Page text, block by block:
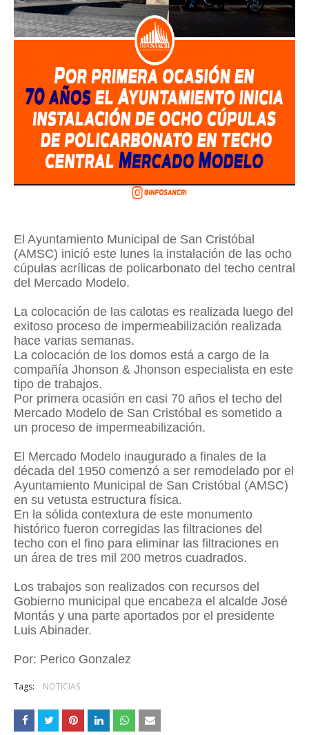
El Ayuntamiento Municipal de San Cristóbal
(AMSC) inició este lunes la instalación de las ocho
cúpulas acrílicas de policarbonato del techo central
del Mercado Modelo.
La colocación de las calotas es realizada luego del
exitoso proceso de impermeabilización realizada
hace varias semanas.
La colocación de los domos está a cargo de la
compañía Jhonson & Jhonson especialista en este
tipo de trabajos.
Por primera ocasión en casi 70 años el techo del
Mercado Modelo de San Cristóbal es sometido a
un proceso de impermeabilización.
El Mercado Modelo inaugurado a finales de la
década del 1950 comenzó a ser remodelado por el
Ayuntamiento Municipal de San Cristóbal (AMSC)
en su vetusta estructura física.
En la sólida contextura de este monumento
histórico fueron corregidas las filtraciones del
techo con el fino para eliminar las filtraciones en
un área de tres mil 200 metros cuadrados.
Los trabajos son realizados con recursos del
Gobierno municipal que encabeza el alcalde José
Montás y una parte aportados por el presidente
Luis Abinader.
Por: Perico Gonzalez
Tags: NOTICIAS